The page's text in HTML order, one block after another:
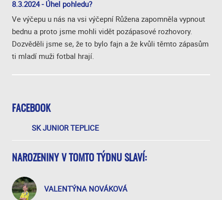
FACEBOOK
SK JUNIOR TEPLICE
NAROZENINY V TOMTO TÝDNU SLAVÍ:
VALENTÝNA NOVÁKOVÁ
8.3.2024 - Úhel pohledu?
Ve výčepu u nás na vsi výčepní Růžena zapomněla vypnout
bednu a proto jsme mohli vidět pozápasové rozhovory.
Dozvěděli jsme se, že to bylo fajn a že kvůli těmto zápasům
ti mladí muži fotbal hrají.